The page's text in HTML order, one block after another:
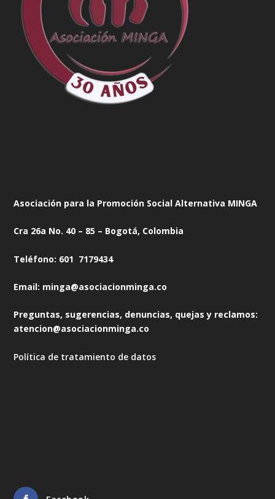
Asociación para la Promoción Social Alternativa MINGA
Cra 26a No. 40 – 85 – Bogotá, Colombia
Teléfono: 601 7179434
Email: minga@asociacionminga.co
Preguntas, sugerencias, denuncias, quejas y reclamos:
atencion@asociacionminga.co
Política de tratamiento de datos